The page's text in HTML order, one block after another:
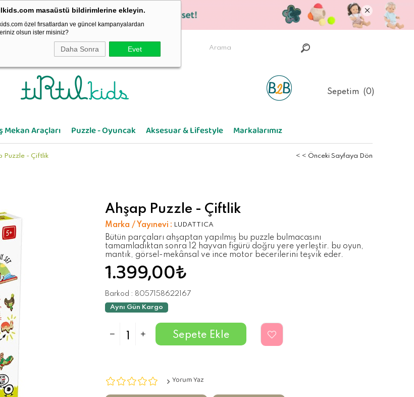
masaüstü bildirimlerine ekleyin.
özel fırsatlardan ve güncel kampanyalardan
olsun ister misiniz?
Daha Sonra Evet
Sepetim 0
Mekan Araçları Puzzle - Oyuncak Aksesuar & Lifestyle Markalarımız
Puzzle - Çiftlik < < Önceki Sayfaya Dön
Ahşap Puzzle - Çiftlik
Marka / Yayınevi : LUDATTICA
Bütün parçaları ahşaptan yapılmış bu puzzle bulmacasını
tamamladıktan sonra 12 hayvan figürü doğru yere yerleştir. bu oyun,
mantık, görsel-mekânsal ve ince motor becerilerini teşvik eder.
1.399,00₺
Barkod : 8057158622167
Aynı Gün Kargo
Yorum Yaz